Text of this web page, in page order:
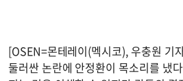
[OSEN=몬테레이(멕시코), 우충원 기
둘러싼 논란에 안정환이 목소리를 냈